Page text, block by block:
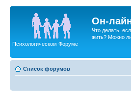
Он-
Что делать,
жить? Можно
Психологическом Форуме
Список форумов